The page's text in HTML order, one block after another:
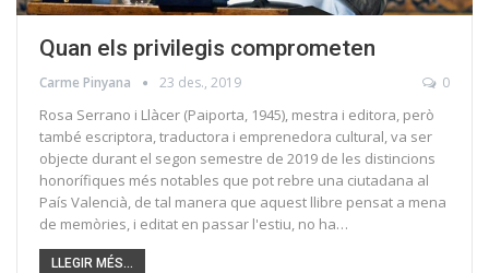
Quan els privilegis comprometen
Carme Pinyana 23 des., 2019 0
Rosa Serrano i Llàcer (Paiporta, 1945), mestra i editora, però
també escriptora, traductora i emprenedora cultural, va ser
objecte durant el segon semestre de 2019 de les distincions
honorífiques més notables que pot rebre una ciutadana al
País Valencià, de tal manera que aquest llibre pensat a mena
de memòries, i editat en passar l'estiu, no ha…
LLEGIR MÉS...